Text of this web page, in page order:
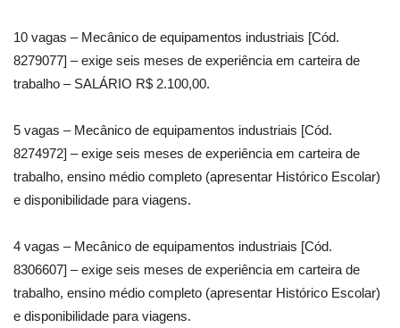
10 vagas – Mecânico de equipamentos industriais [Cód.
8279077] – exige seis meses de experiência em carteira de
trabalho – SALÁRIO R$ 2.100,00.
5 vagas – Mecânico de equipamentos industriais [Cód.
8274972] – exige seis meses de experiência em carteira de
trabalho, ensino médio completo (apresentar Histórico Escolar)
e disponibilidade para viagens.
4 vagas – Mecânico de equipamentos industriais [Cód.
8306607] – exige seis meses de experiência em carteira de
trabalho, ensino médio completo (apresentar Histórico Escolar)
e disponibilidade para viagens.